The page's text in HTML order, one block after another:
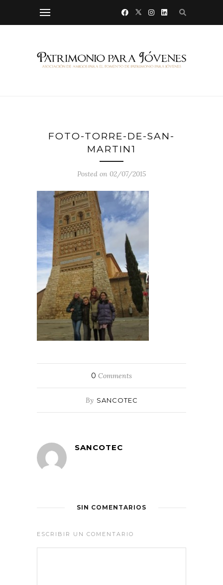
FOTO-TORRE-DE-SAN-
MARTIN1
Posted on 02/07/2015
0 Comments
By SANCOTEC
SANCOTEC
SIN COMENTARIOS
ESCRIBIR UN COMENTARIO